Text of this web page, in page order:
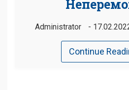
Administrator
Continue